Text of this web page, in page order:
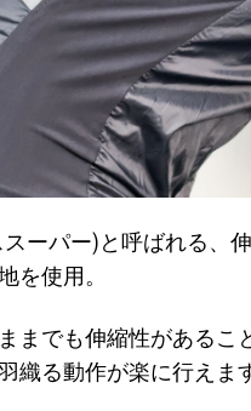
スーパー)と呼ばれる、
を使用。
までも伸縮性があるこ
織る動作が楽に行えま